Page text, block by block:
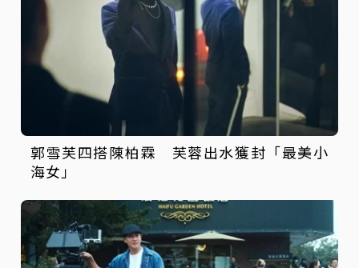
郭雪芙四搭陳柏霖 芙蓉出水獲封「最美小
海女」